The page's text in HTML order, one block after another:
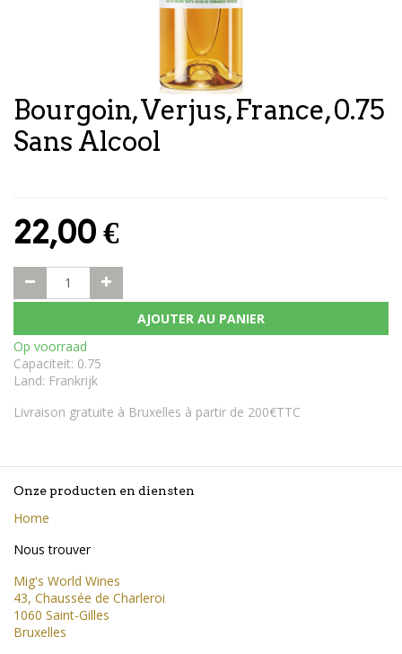
Bourgoin, Verjus, France, 0.75
Sans Alcool
22,00€
AJOUTER AU PANIER
Op voorraad
Capaciteit: 0.75
Land: Frankrijk
Livraison gratuite à Bruxelles à partir de 200€TTC
Onze producten en diensten
Home
Nous trouver
Mig's World Wines
43, Chaussée de Charleroi
1060 Saint-Gilles
Bruxelles